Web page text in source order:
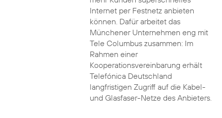
Internet per Festnetz anbieten
können. Dafür arbeitet das
Münchener Unternehmen eng mit
Tele Columbus zusammen: Im
Rahmen einer
Kooperationsvereinbarung erhält
Telefónica Deutschland
langfristigen Zugriff auf die Kabel-
und Glasfaser-Netze des Anbieters.